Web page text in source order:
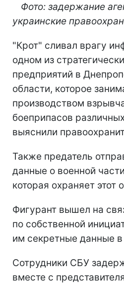
Фото: задержание
украинские
"Крот" сливал врагу
одном из
предприятий в
области, которое
производством
боеприпасов
выяснили
Также предатель
данные о военной
которая охраняет этот
Фигурант вышел на
по собственной
им секретные данные
Сотрудники СБУ
вместе с